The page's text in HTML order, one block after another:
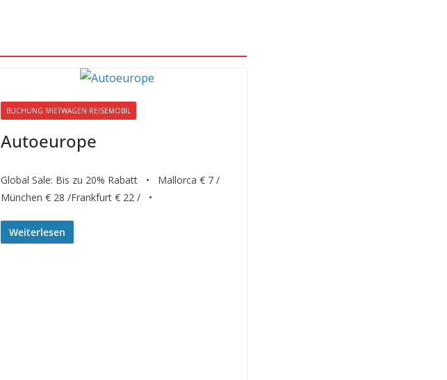
BUCHUNG MIETWAGEN REISEMOBIL
Autoeurope
Global Sale: Bis zu 20% Rabatt • Mallorca € 7 /
München € 28 /Frankfurt € 22 / •
Weiterlesen